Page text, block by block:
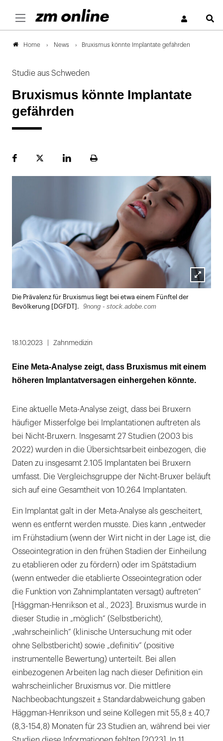
Home News Bruxismus könnte Implantate gefährden
Studie aus Schweden
Bruxismus könnte Implantate
gefährden
FacebookPlattformLinekdInSeite
Lightbox
Die Prävalenz für Bruxismus liegt bei etwa einem Fünftel der
Bevölkerung [DGFDT].
9nong - stock.adobe.com
18.10.2023 Zahnmedizin
Eine Meta-Analyse zeigt, dass Bruxismus mit einem
höheren Implantatversagen einhergehen könnte.
Eine aktuelle Meta-Analyse zeigt, dass bei Bruxern
häufiger Misserfolge bei Implantationen auftreten als
bei Nicht-Bruxern. Insgesamt 27 Studien (2003 bis
2022) wurden in die Übersichtsarbeit einbezogen, die
Daten zu insgesamt 2.105 Implantaten bei Bruxern
umfasst. Die Vergleichsgruppe der Nicht-Bruxer beläuft
sich auf eine Gesamtheit von 10.264 Implantaten.
Ein Implantat galt in der Meta-Analyse als gescheitert,
wenn es entfernt werden musste. Dies kann „entweder
im Frühstadium (wenn der Wirt nicht in der Lage ist, die
Osseointegration in den frühen Stadien der Einheilung
zu etablieren oder zu fördern) oder im Spätstadium
(wenn entweder die etablierte Osseointegration oder
die Funktion von Zahnimplantaten versagt) auftreten“
[Häggman-Henrikson et al., 2023]. Bruxismus wurde in
dieser Studie in „möglich“ (Selbstbericht),
„wahrscheinlich“ (klinische Untersuchung mit oder
ohne Selbstbericht) sowie „definitiv“ (positive
instrumentelle Bewertung) unterteilt. Bei allen
einbezogenen Arbeiten lag nach dieser Definition ein
wahrscheinlicher Bruxismus vor. Die mittlere
Nachbeobachtungszeit ± Standardabweichung gaben
Häggman-Henrikson und seine Kollegen mit 55,8 ± 40,7
(8,3-154,8) Monaten für 23 Studien an, während bei vier